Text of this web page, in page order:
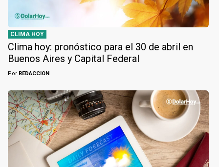
CLIMA HOY
Clima hoy: pronóstico para el 30 de abril en
Buenos Aires y Capital Federal
Por REDACCION